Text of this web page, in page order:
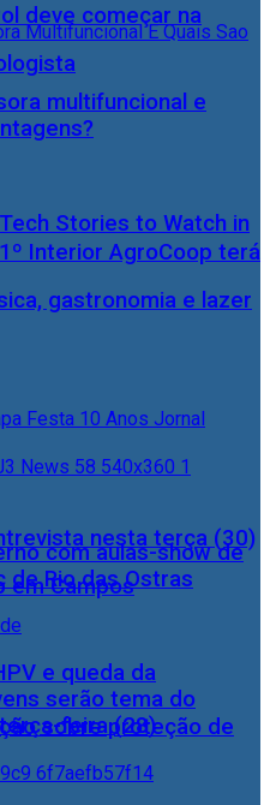
deve começar na
Interior AgroCoop terá
gastronomia e lazer
nesta terça (30)
em Campos
sobre proteção de
multifuncional e
Stories to Watch in
com aulas-show de
de Rio das Ostras
e queda da
serão tema do
feira (28)